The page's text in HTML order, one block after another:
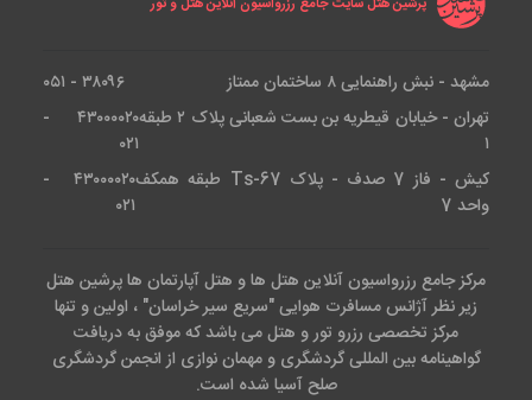
مشهد - نبش راهنمایی ۸ ساختمان ممتاز
۳۸۰۹۶ - ۰۵۱
تهران - خیابان قیطریه بن بست شعبانی پلاک ۲ طبقه
۱
۴۳۰۰۰۰۲۰ -
۰۲۱
کیش - فاز 7 صدف - پلاک Ts-67 طبقه همکف
واحد 7
۴۳۰۰۰۰۲۰ -
۰۲۱
مرکز جامع رزرواسیون آنلاین هتل ها و هتل آپارتمان ها پرشین هتل
زیر نظر آژانس مسافرت هوایی "سریع سیر خراسان" ، اولین و تنها
مرکز تخصصی رزرو تور و هتل می باشد که موفق به دریافت
گواهینامه بین المللی گردشگری و مهمان نوازی از انجمن گردشگری
صلح آسیا شده است.